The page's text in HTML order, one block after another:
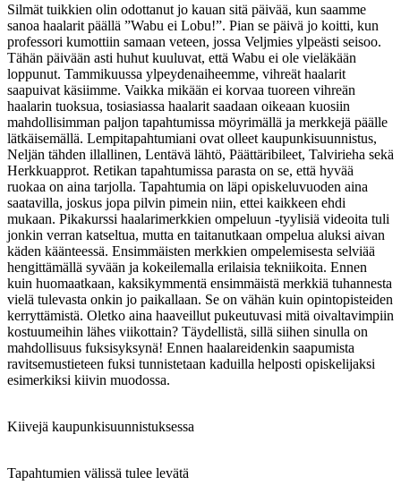
Silmät tuikkien olin odottanut jo kauan sitä päivää, kun saamme
sanoa haalarit päällä ”Wabu ei Lobu!”. Pian se päivä jo koitti, kun
professori kumottiin samaan veteen, jossa Veljmies ylpeästi seisoo.
Tähän päivään asti huhut kuuluvat, että Wabu ei ole vieläkään
loppunut. Tammikuussa ylpeydenaiheemme, vihreät haalarit
saapuivat käsiimme. Vaikka mikään ei korvaa tuoreen vihreän
haalarin tuoksua, tosiasiassa haalarit saadaan oikeaan kuosiin
mahdollisimman paljon tapahtumissa möyrimällä ja merkkejä päälle
lätkäisemällä. Lempitapahtumiani ovat olleet kaupunkisuunnistus,
Neljän tähden illallinen, Lentävä lähtö, Päättäribileet, Talvirieha sekä
Herkkuapprot. Retikan tapahtumissa parasta on se, että hyvää
ruokaa on aina tarjolla. Tapahtumia on läpi opiskeluvuoden aina
saatavilla, joskus jopa pilvin pimein niin, ettei kaikkeen ehdi
mukaan. Pikakurssi haalarimerkkien ompeluun -tyylisiä videoita tuli
jonkin verran katseltua, mutta en taitanutkaan ompelua aluksi aivan
käden käänteessä. Ensimmäisten merkkien ompelemisesta selviää
hengittämällä syvään ja kokeilemalla erilaisia tekniikoita. Ennen
kuin huomaatkaan, kaksikymmentä ensimmäistä merkkiä tuhannesta
vielä tulevasta onkin jo paikallaan. Se on vähän kuin opintopisteiden
kerryttämistä. Oletko aina haaveillut pukeutuvasi mitä oivaltavimpiin
kostuumeihin lähes viikottain? Täydellistä, sillä siihen sinulla on
mahdollisuus fuksisyksynä! Ennen haalareidenkin saapumista
ravitsemustieteen fuksi tunnistetaan kaduilla helposti opiskelijaksi
esimerkiksi kiivin muodossa.
Kiivejä kaupunkisuunnistuksessa
Tapahtumien välissä tulee levätä